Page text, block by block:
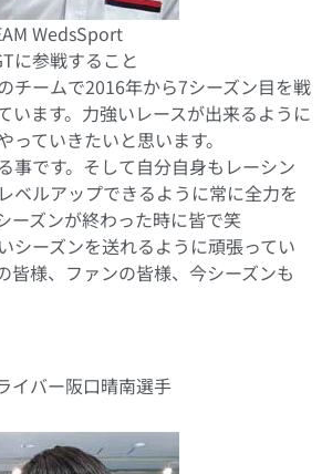
WedsSport
に参戦すること
チームで2016年から7シーズン目を戦
います。力強いレースが出来るように
ていきたいと思います。
事です。そして自分自身もレーシン
ベルアップできるように常に全力を
ーズンが終わった時に皆で笑
シーズンを送れるように頑張ってい
皆様、ファンの皆様、今シーズンも
イバー阪口晴南選手